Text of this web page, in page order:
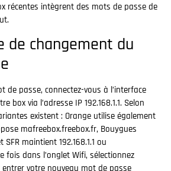
récentes intègrent des mots de passe de
de changement du
de passe, connectez-vous à l’interface
box via l’adresse IP 192.168.1.1. Selon
existent : Orange utilise également
mafreebox.freebox.fr, Bouygues
SFR maintient 192.168.1.1 ou
fois dans l’onglet Wifi, sélectionnez
entrer votre nouveau mot de passe